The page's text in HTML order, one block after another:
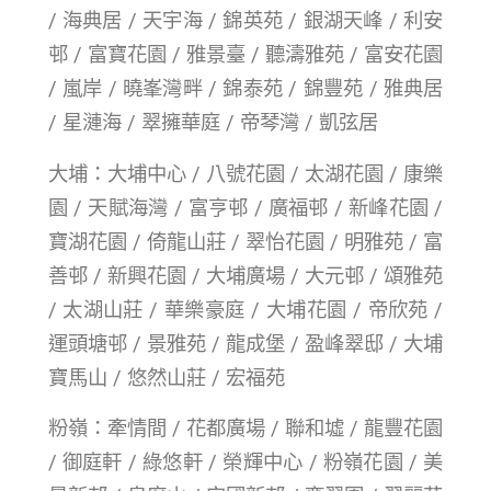
/ 海典居 / 天宇海 / 錦英苑 / 銀湖天峰 / 利安
邨 / 富寶花園 / 雅景臺 / 聽濤雅苑 / 富安花園
/ 嵐岸 / 曉峯灣畔 / 錦泰苑 / 錦豐苑 / 雅典居
/ 星漣海 / 翠擁華庭 / 帝琴灣 / 凱弦居
大埔：大埔中心 / 八號花園 / 太湖花園 / 康樂
園 / 天賦海灣 / 富亨邨 / 廣福邨 / 新峰花園 /
寶湖花園 / 倚龍山莊 / 翠怡花園 / 明雅苑 / 富
善邨 / 新興花園 / 大埔廣場 / 大元邨 / 頌雅苑
/ 太湖山莊 / 華樂豪庭 / 大埔花園 / 帝欣苑 /
運頭塘邨 / 景雅苑 / 龍成堡 / 盈峰翠邸 / 大埔
寶馬山 / 悠然山莊 / 宏福苑
粉嶺：牽情間 / 花都廣場 / 聯和墟 / 龍豐花園
/ 御庭軒 / 綠悠軒 / 榮輝中心 / 粉嶺花園 / 美